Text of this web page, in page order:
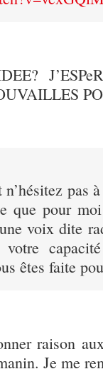
pas
que pour
voix dite
êtes faite
raison
Je me